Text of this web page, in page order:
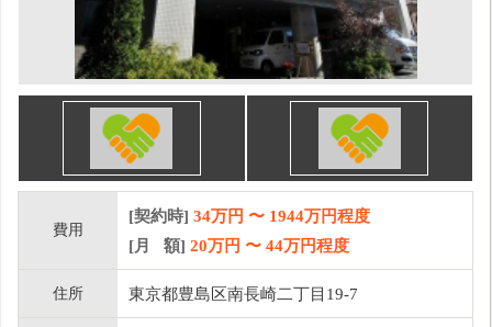
費用
[契約時] 34万円 〜 1944万円程度
[月 額] 20万円 〜 44万円程度
住所 東京都豊島区南長崎二丁目19-7